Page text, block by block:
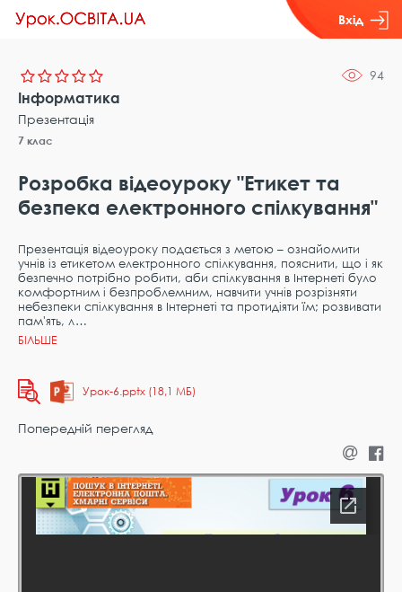
Вхід
94
Інформатика
Презентація
7 клас
Розробка відеоуроку "Етикет та
безпека електронного спілкування"
Презентація відеоуроку подається з метою – ознайомити
учнів із етикетом електронного спілкування, пояснити, що і як
безпечно потрібно робити, аби спілкування в Інтернеті було
комфортним і безпроблемним, навчити учнів розрізняти
небезпеки спілкування в Інтернеті та протидіяти їм; розвивати
пам'ять, л
Урок-6.pptx (18,1 МБ)
Попередній перегляд